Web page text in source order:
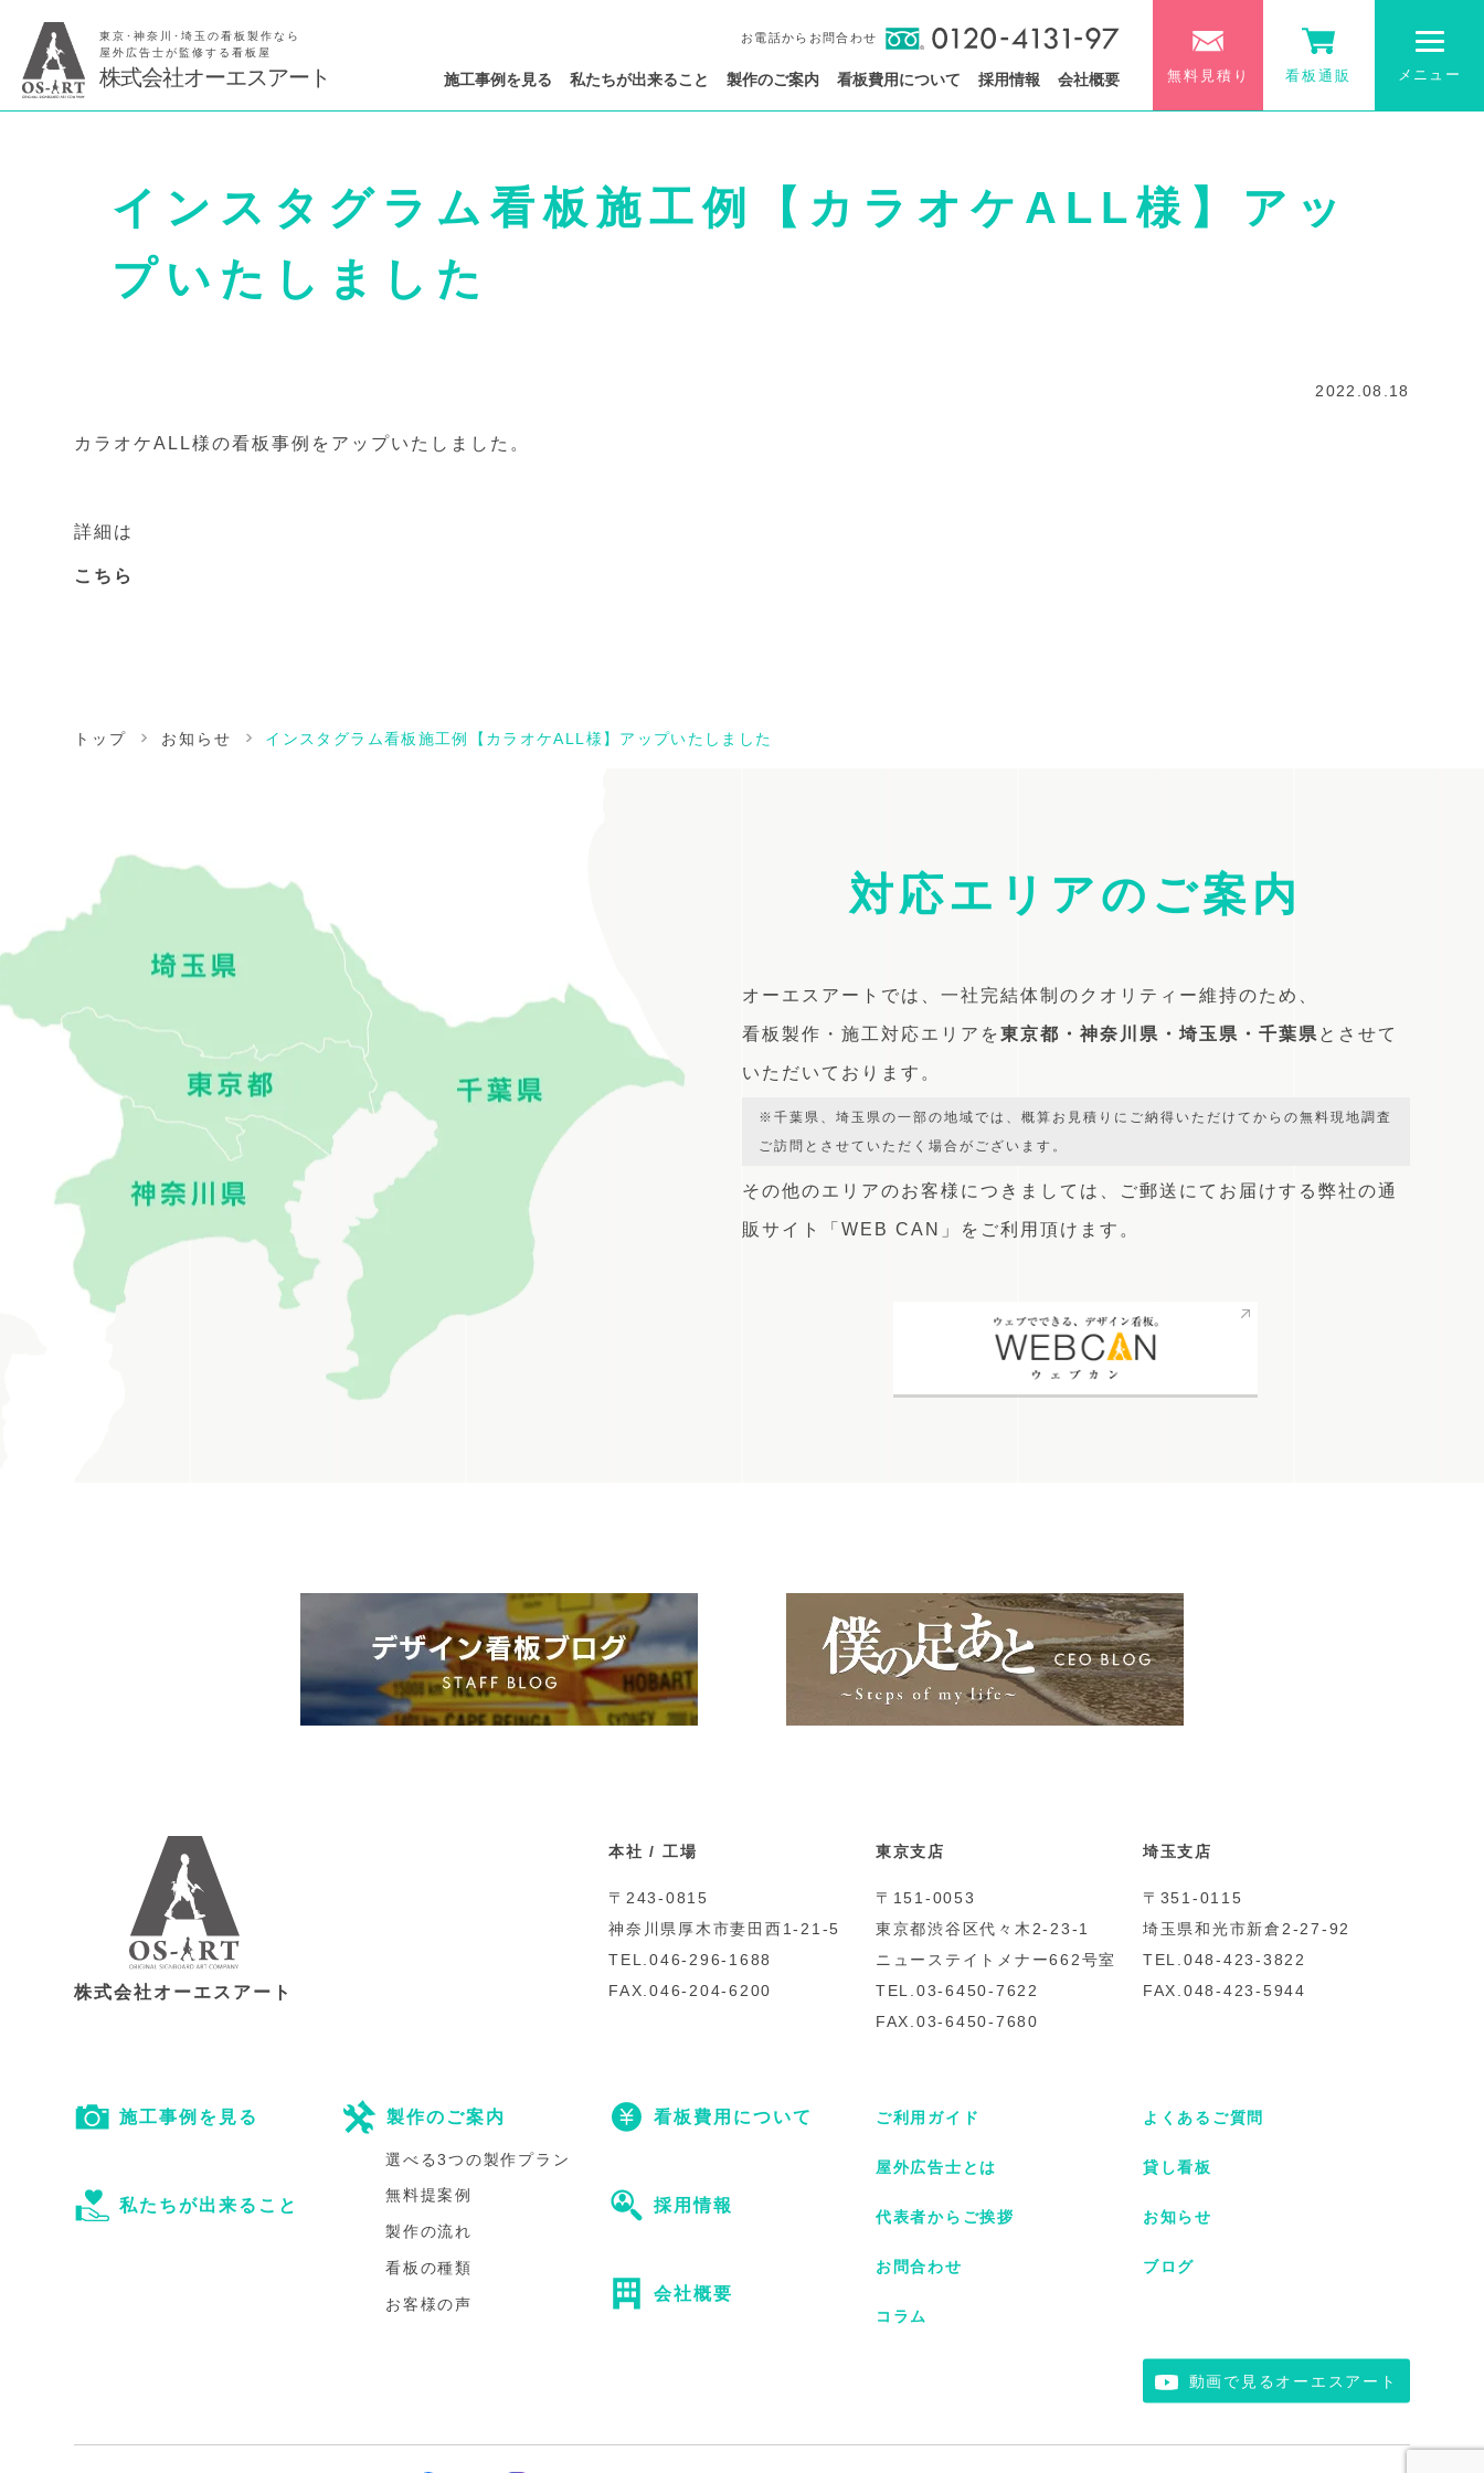
東京･神奈川･埼玉の看板製作なら
屋外広告士が監修する看板屋
株式会社オーエスアート
お電話からお問合わせ
施工事例を見る 私たちが出来ること 製作のご案内 看板費用について 採用情報 会社概要 無料見積り 看板通販 メニュー
インスタグラム看板施工例【カラオケALL様】アッ
プいたしました
2022.08.18
カラオケALL様の看板事例をアップいたしました。
詳細は
こちら
トップ お知らせ インスタグラム看板施工例【カラオケALL様】アップいたしました
対応エリアのご案内
オーエスアートでは、 一社完結体制のクオリティー維持のため、
看板製作・施工対応エリアを東京都・神奈川県・埼玉県・千葉県 とさせて
いただいております。
※千葉県、埼玉県の一部の地域では、概算お見積りにご納得いただけてからの無料現地調査
ご訪問とさせていただく場合がございます。
その他のエリアのお客様につきましては、 ご郵送にてお届けする弊社の通
販サイト 「WEB CAN」をご利用頂けます。
株式会社オーエスアート
本社 / 工場
〒243-0815
神奈川県厚木市妻田西1-21-5
TEL.046-296-1688
FAX.046-204-6200
東京支店
〒151-0053
東京都渋谷区代々木2-23-1
ニューステイトメナー662号室
TEL.03-6450-7622
FAX.03-6450-7680
埼玉支店
〒351-0115
埼玉県和光市新倉2-27-92
TEL.048-423-3822
FAX.048-423-5944
施工事例を見る
私たちが出来ること
製作のご案内
選べる3つの製作プラン
無料提案例
製作の流れ
看板の種類
お客様の声
看板費用について
採用情報
会社概要
ご利用ガイド
屋外広告士とは
代表者からご挨拶
お問合わせ
よくあるご質問
貸し看板
お知らせ
ブログ
コラム
動画で見るオーエスアート